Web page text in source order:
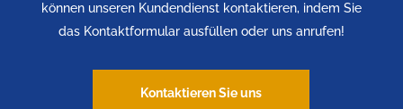
können unseren Kundendienst kontaktieren, indem Sie
das Kontaktformular ausfüllen oder uns anrufen!
Kontaktieren Sie uns